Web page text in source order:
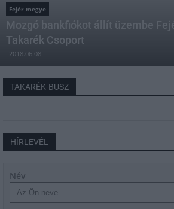
Fejér megye
Mozgó bankfiókot állít üzembe
Takarék Csoport
2018.06.08
TAKARÉK-BUSZ
HÍRLEVÉL
Név